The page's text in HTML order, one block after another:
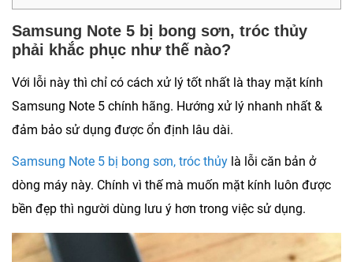
Samsung Note 5 bị bong sơn, tróc thủy
phải khắc phục như thế nào?
Với lỗi này thì chỉ có cách xử lý tốt nhất là thay mặt kính
Samsung Note 5 chính hãng. Hướng xử lý nhanh nhất &
đảm bảo sử dụng được ổn định lâu dài.
Samsung Note 5 bị bong sơn, tróc thủy là lỗi căn bản ở
dòng máy này. Chính vì thế mà muốn mặt kính luôn được
bền đẹp thì người dùng lưu ý hơn trong việc sử dụng.